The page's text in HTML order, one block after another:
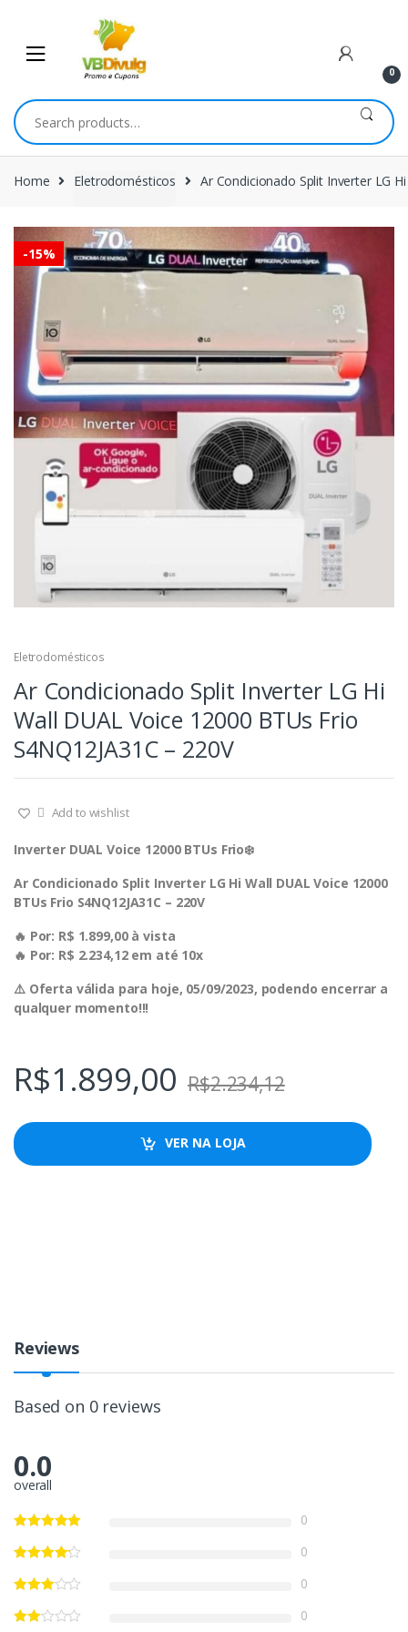
navigation
content
0
Search
for:
Home Eletrodomésticos Ar Condicionado Split Inverter LG
-15%
Eletrodomésticos
Ar Condicionado Split Inverter LG Hi
Wall DUAL Voice 12000 BTUs Frio
S4NQ12JA31C – 220V
Add to wishlist
Inverter DUAL Voice 12000 BTUs Frio❄️
Ar Condicionado Split Inverter LG Hi Wall DUAL Voice 12000
BTUs Frio S4NQ12JA31C – 220V
🔥 Por: R$ 1.899,00 à vista
🔥 Por: R$ 2.234,12 em até 10x
⚠️ Oferta válida para hoje, 05/09/2023, podendo encerrar a
qualquer momento!!!
R$1.899,00 R$2.234,12
VER NA LOJA
Reviews
Based on 0 reviews
0.0
overall
0
0
0
0